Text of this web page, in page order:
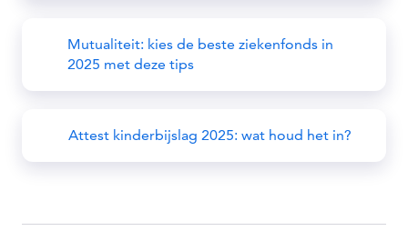
Mutualiteit: kies de beste ziekenfonds in
2025 met deze tips
Attest kinderbijslag 2025: wat houd het in?